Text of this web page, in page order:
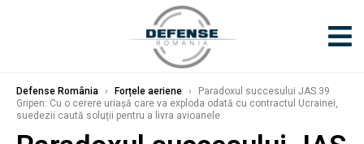
Defense România › Forțele aeriene ›
Paradoxul succesului JAS 39
Gripen: Cu o cerere uriașă care va exploda odată cu contractul Ucrainei,
suedezii caută soluții pentru a livra avioanele